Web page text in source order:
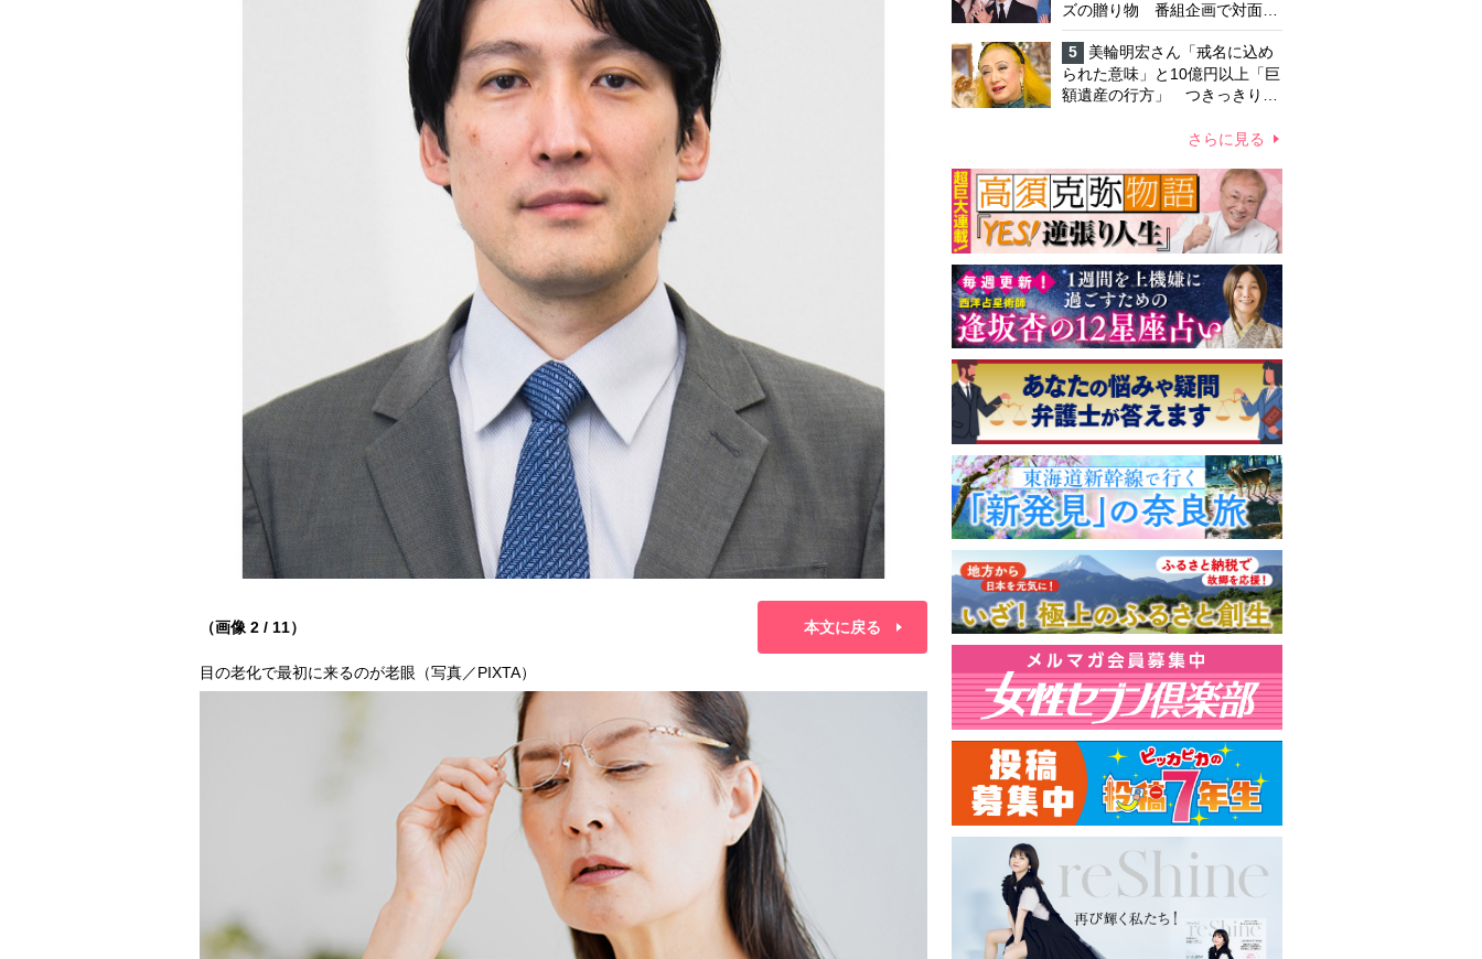
（画像 2 / 11） 本文に戻る
目の老化で最初に来るのが老眼（写真／PIXTA）
ズの贈り物 番組企画で対面し
たファンが、夢と希望を与える
心遣いに「うれしくて号泣しま
した」
5
美輪明宏さん「戒名に込め
られた意味」と10億円以上「巨
額遺産の行方」 つきっきりで
さらに見る